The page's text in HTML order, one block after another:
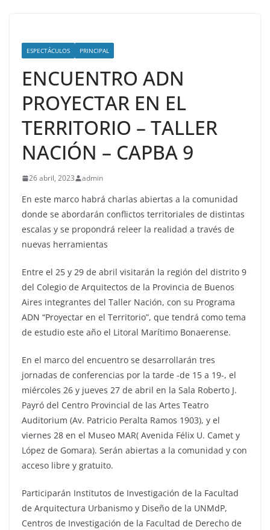
ESPECTÁCULOS PRINCIPAL
ENCUENTRO ADN
PROYECTAR EN EL
TERRITORIO – TALLER
NACIÓN – CAPBA 9
26 abril, 2023 admin
En este marco habrá charlas abiertas a la comunidad
donde se abordarán conflictos territoriales de distintas
escalas y se propondrá releer la realidad a través de
nuevas herramientas
Entre el 25 y 29 de abril visitarán la región del distrito 9
del Colegio de Arquitectos de la Provincia de Buenos
Aires integrantes del Taller Nación, con su Programa
ADN “Proyectar en el Territorio”, que tendrá como tema
de estudio este año el Litoral Marítimo Bonaerense.
En el marco del encuentro se desarrollarán tres
jornadas de conferencias por la tarde -de 15 a 19-, el
miércoles 26 y jueves 27 de abril en la Sala Roberto J.
Payró del Centro Provincial de las Artes Teatro
Auditorium (Av. Patricio Peralta Ramos 1903), y el
viernes 28 en el Museo MAR( Avenida Félix U. Camet y
López de Gomara). Serán abiertas a la comunidad y con
acceso libre y gratuito.
Participarán Institutos de Investigación de la Facultad
de Arquitectura Urbanismo y Diseño de la UNMdP,
Centros de Investigación de la Facultad de Derecho de